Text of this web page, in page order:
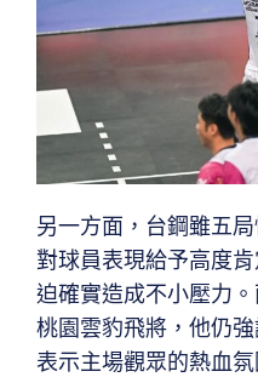
另一方面，台鋼雖五
對球員表現給予高度
迫確實造成不小壓力
桃園雲豹飛將，他仍
表示主場觀眾的熱血